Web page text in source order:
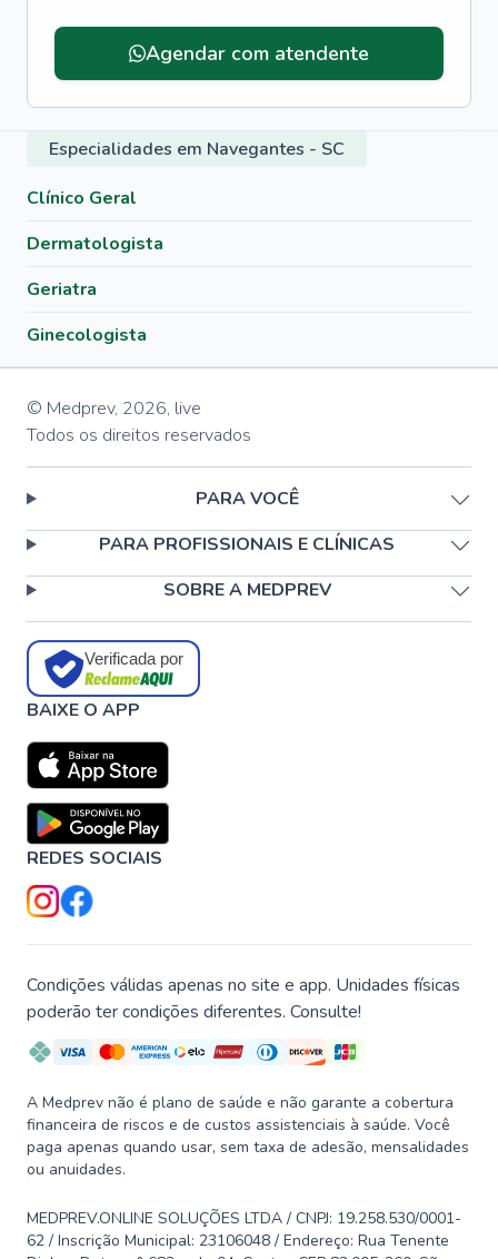
Agendar com atendente
Especialidades em Navegantes - SC
Clínico Geral
Dermatologista
Geriatra
Ginecologista
© Medprev, 2026, live
Todos os direitos reservados
PARA VOCÊ
PARA PROFISSIONAIS E CLÍNICAS
SOBRE A MEDPREV
Verificada por
BAIXE O APP
REDES SOCIAIS
Condições válidas apenas no site e app. Unidades físicas
poderão ter condições diferentes. Consulte!
A Medprev não é plano de saúde e não garante a cobertura
financeira de riscos e de custos assistenciais à saúde. Você
paga apenas quando usar, sem taxa de adesão, mensalidades
ou anuidades.
MEDPREV.ONLINE SOLUÇÕES LTDA / CNPJ: 19.258.530/0001-
62 / Inscrição Municipal: 23106048 / Endereço: Rua Tenente